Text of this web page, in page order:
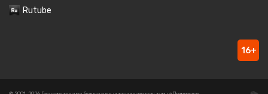
Rutube
16+